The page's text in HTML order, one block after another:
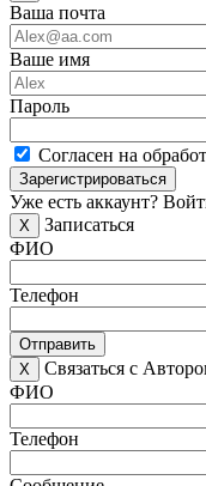
Ваша почта
Ваше имя
Пароль
Согласен на
Зарегистрироваться
Уже есть аккаунт?
X
Записаться
ФИО
Телефон
Отправить
X
Связаться с
ФИО
Телефон